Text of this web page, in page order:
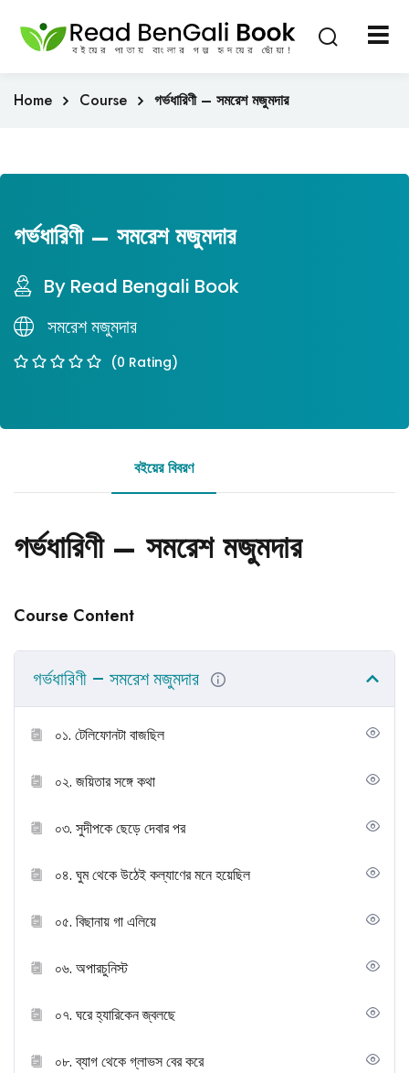
Home Course গর্ভধারিণী – সমরেশ মজুমদার
গর্ভধারিণী – সমরেশ মজুমদার
By Read Bengali Book
সমরেশ মজুমদার
(0 Rating)
বইয়ের বিবরণ
গর্ভধারিণী – সমরেশ মজুমদার
Course Content
গর্ভধারিণী – সমরেশ মজুমদার
০১. টেলিফোনটা বাজছিল
০২. জয়িতার সঙ্গে কথা
০৩. সুদীপকে ছেড়ে দেবার পর
০৪. ঘুম থেকে উঠেই কল্যাণের মনে হয়েছিল
০৫. বিছানায় গা এলিয়ে
০৬. অপারচুনিস্ট
০৭. ঘরে হ্যারিকেন জ্বলছে
০৮. ব্যাগ থেকে গ্লাভস বের করে
Sign in Sign up
Sign in
Remember me